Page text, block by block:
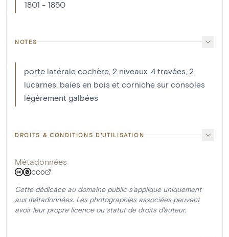
1801 - 1850
NOTES
porte latérale cochère, 2 niveaux, 4 travées, 2
lucarnes, baies en bois et corniche sur consoles
légèrement galbées
DROITS & CONDITIONS D'UTILISATION
Métadonnées
CC0
Cette dédicace au domaine public s'applique uniquement
aux métadonnées. Les photographies associées peuvent
avoir leur propre licence ou statut de droits d'auteur.